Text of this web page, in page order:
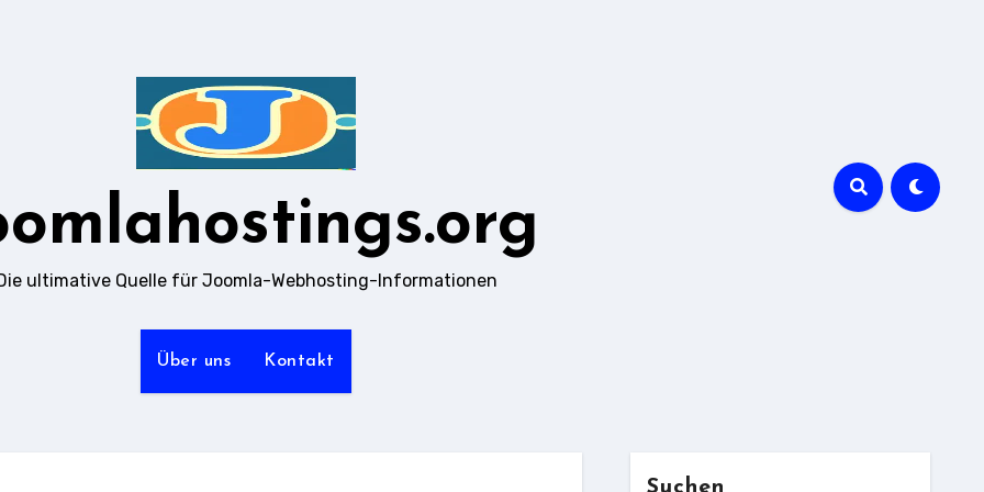
ultimative Quelle für Joomla-Webhosting-Informationen
Über uns Kontakt
Suchen